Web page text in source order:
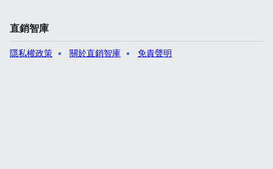
直銷智庫
隱私權政策 關於直銷智庫 免責聲明